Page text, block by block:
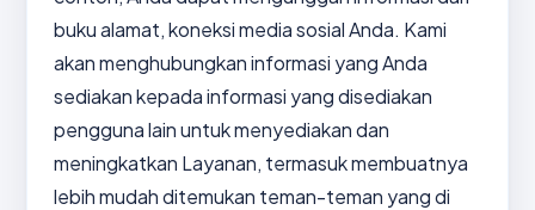
buku alamat, koneksi media sosial Anda. Kami
akan menghubungkan informasi yang Anda
sediakan kepada informasi yang disediakan
pengguna lain untuk menyediakan dan
meningkatkan Layanan, termasuk membuatnya
lebih mudah ditemukan teman-teman yang di